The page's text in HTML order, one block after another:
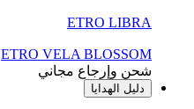
ETRO LIBRA
ETRO VELA BLOSSOM
شحن وإرجاع مجاني
دليل الهدايا